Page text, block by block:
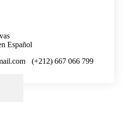
Español
(+212) 667 066 799